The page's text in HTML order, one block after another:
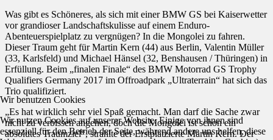
Was gibt es Schöneres, als sich mit einer BMW GS bei Kaiserwetter
vor grandioser Landschaftskulisse auf einem Enduro-
Abenteuerspielplatz zu vergnügen? In die Mongolei zu fahren.
Dieser Traum geht für Martin Kern (44) aus Berlin, Valentin Müller
(33, Karlsfeld) und Michael Hänsel (32, Benshausen / Thüringen) in
Erfüllung. Beim „finalen Finale“ des BMW Motorrad GS Trophy
Qualifiers Germany 2017 im Offroadpark „Ultraterrain“ hat sich das
Trio qualifiziert.
„Es hat wirklich sehr viel Spaß gemacht. Man darf die Sache zwar
nicht zu verbissen angehen, doch die Mongolei ist schon ein
absolutes Traumziel“, strahlte der Erstplatzierte Martin Kern. Der
Wir benutzen Cookies
Wir nutzen Cookies auf unserer Website. Einige von ihnen sind
essenziell für den Betrieb der Seite, während andere uns helfen, diese